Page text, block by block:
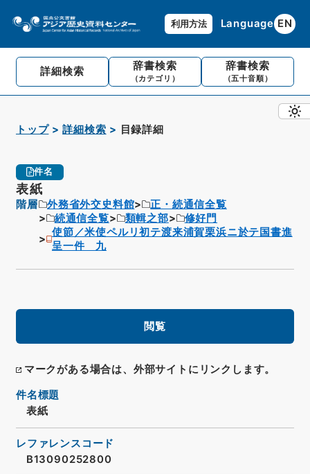
利用方法 Language EN
詳細検索 辞書検索
（カテゴリ）
辞書検索
（五十音順）
トップ 詳細検索 目録詳細
件名
表紙
階層 外務省外交史料館
正・続通信全覧
続通信全覧
類輯之部
修好門
使節／米使ペルリ初テ渡来浦賀栗浜ニ於テ国書進
呈一件 九
閲覧
マークがある場合は、外部サイトにリンクします。
件名標題
表紙
レファレンスコード
B13090252800